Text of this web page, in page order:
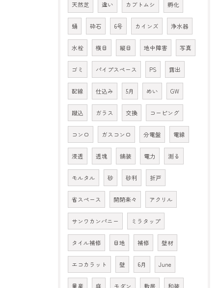
天然芝 違い カブトムシ 孵化
蛹 砕石 6号 カインズ 浄水器
水栓 横目 縦目 地中障害 写真
ゴミ パイプスペース PS 露出
配線 仕込み 5月 めい GW
蹴込 ガラス 交換 コーピング
コンロ ガスコンロ 分電盤 電線
浸透 透塊 舗装 電力 測る
モルタル 砂 砂利 折戸
省スペース 開閉楽々 アクリル
サンワカンパニー ミラタップ
タイル補修 目地 補修 壁材
エコカラット 壁 6月 June
量産 庭 モダン 敷居 和装